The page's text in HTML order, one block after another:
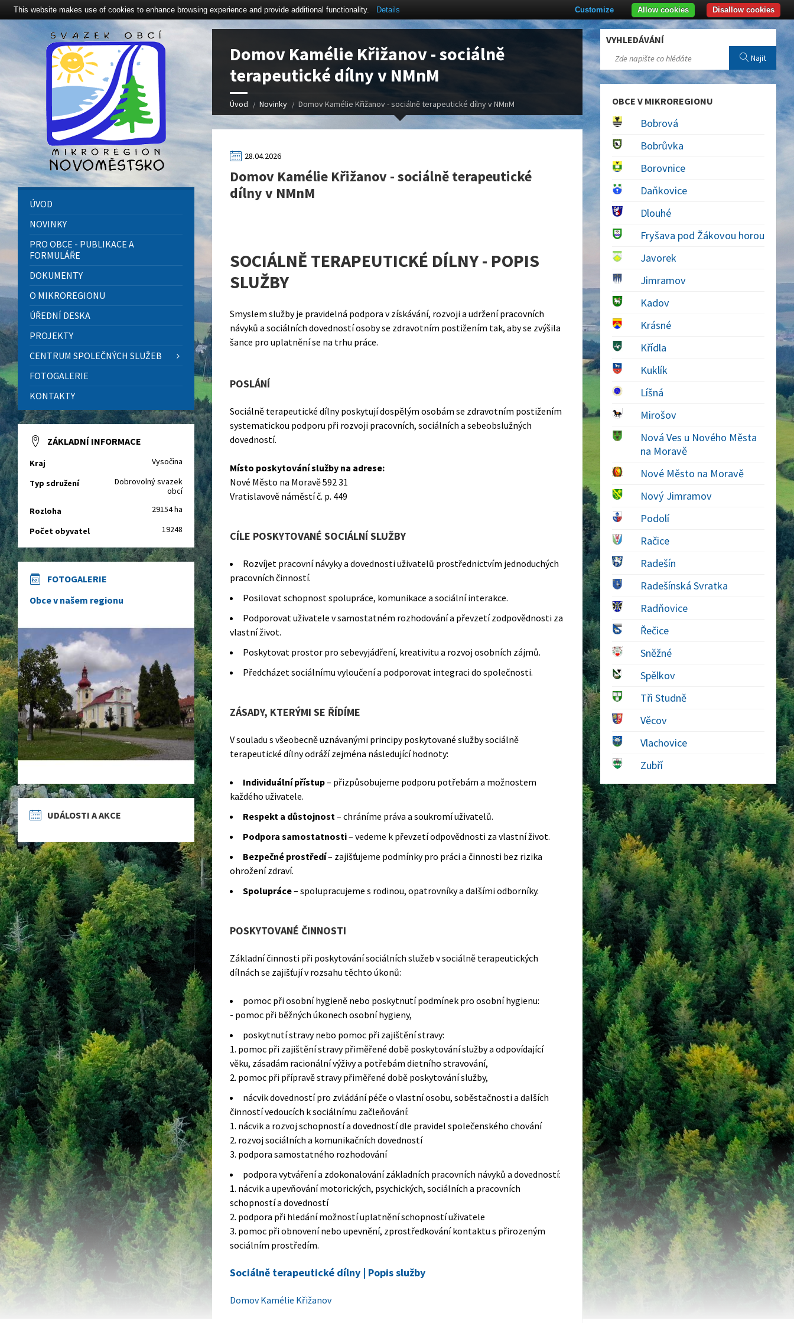
Click here to revoke the Cookie consent
Domov Kamélie Křižanov - sociálně
terapeutické dílny v NMnM
Úvod Novinky Domov Kamélie Křižanov - sociálně terapeutické dílny v NMnM
28.04.2026
Domov Kamélie Křižanov - sociálně terapeutické
dílny v NMnM
SOCIÁLNĚ TERAPEUTICKÉ DÍLNY - POPIS
SLUŽBY
Smyslem služby je pravidelná podpora v získávání, rozvoji a udržení pracovních
návyků a sociálních dovedností osoby se zdravotním postižením tak, aby se zvýšila
šance pro uplatnění se na trhu práce.
POSLÁNÍ
Sociálně terapeutické dílny poskytují dospělým osobám se zdravotním postižením
systematickou podporu při rozvoji pracovních, sociálních a sebeobslužných
dovedností.
Místo poskytování služby na adrese:
Nové Město na Moravě 592 31
Vratislavově náměstí č. p. 449
CÍLE POSKYTOVANÉ SOCIÁLNÍ SLUŽBY
Rozvíjet pracovní návyky a dovednosti uživatelů prostřednictvím jednoduchých
pracovních činností.
Posilovat schopnost spolupráce, komunikace a sociální interakce.
Podporovat uživatele v samostatném rozhodování a převzetí zodpovědnosti za
vlastní život.
Poskytovat prostor pro sebevyjádření, kreativitu a rozvoj osobních zájmů.
Předcházet sociálnímu vyloučení a podporovat integraci do společnosti.
ZÁSADY, KTERÝMI SE ŘÍDÍME
V souladu s všeobecně uznávanými principy poskytované služby sociálně
terapeutické dílny odráží zejména následující hodnoty:
Individuální přístup– přizpůsobujeme podporu potřebám a možnostem
každého uživatele.
Respekt a důstojnost– chráníme práva a soukromí uživatelů.
Podpora samostatnosti– vedeme k převzetí odpovědnosti za vlastní život.
Bezpečné prostředí– zajišťujeme podmínky pro práci a činnosti bez rizika
ohrožení zdraví.
Spolupráce– spolupracujeme s rodinou, opatrovníky a dalšími odborníky.
POSKYTOVANÉ ČINNOSTI
Základní činnosti při poskytování sociálních služeb v sociálně terapeutických
dílnách se zajišťují v rozsahu těchto úkonů:
pomoc při osobní hygieně nebo poskytnutí podmínek pro osobní hygienu:
- pomoc při běžných úkonech osobní hygieny,
poskytnutí stravy nebo pomoc při zajištění stravy:
1. pomoc při zajištění stravy přiměřené době poskytování služby a odpovídající
věku, zásadám racionální výživy a potřebám dietního stravování,
2. pomoc při přípravě stravy přiměřené době poskytování služby,
nácvik dovedností pro zvládání péče o vlastní osobu, soběstačnosti a dalších
činností vedoucích k sociálnímu začleňování:
1. nácvik a rozvoj schopností a dovedností dle pravidel společenského chování
2. rozvoj sociálních a komunikačních dovedností
3. podpora samostatného rozhodování
podpora vytváření a zdokonalování základních pracovních návyků a dovedností:
1. nácvik a upevňování motorických, psychických, sociálních a pracovních
schopností a dovedností
2. podpora při hledání možností uplatnění schopností uživatele
3. pomoc při obnovení nebo upevnění, zprostředkování kontaktu s přirozeným
sociálním prostředím.
Sociálně terapeutické dílny | Popis služby
Domov Kamélie Křižanov
ÚVOD
NOVINKY
PRO OBCE - PUBLIKACE A
FORMULÁŘE
DOKUMENTY
O MIKROREGIONU
ÚŘEDNÍ DESKA
PROJEKTY
CENTRUM SPOLEČNÝCH SLUŽEB
FOTOGALERIE
KONTAKTY
ZÁKLADNÍ INFORMACE
Kraj Vysočina
Typ sdružení
Dobrovolný svazek
obcí
Rozloha
29154 ha
Počet obyvatel 19248
FOTOGALERIE
Obce v našem regionu
UDÁLOSTI A AKCE
VYHLEDÁVÁNÍ
Najit
OBCE V MIKROREGIONU
Bobrová
Bobrůvka
Borovnice
Daňkovice
Dlouhé
Fryšava pod Žákovou horou
Javorek
Jimramov
Kadov
Krásné
Křídla
Kuklík
Líšná
Mirošov
Nová Ves u Nového Města
na Moravě
Nové Město na Moravě
Nový Jimramov
Podolí
Račice
Radešín
Radešínská Svratka
Radňovice
Řečice
Sněžné
Spělkov
Tři Studně
Věcov
Vlachovice
Zubří
This website makes use of cookies to enhance browsing experience and provide additional functionality. Details Disallow cookies
Allow cookies
Customize